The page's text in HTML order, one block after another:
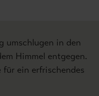
umschlugen in den
Himmel entgegen.
ein erfrischendes